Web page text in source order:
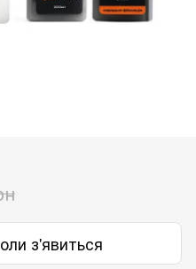
з'явиться